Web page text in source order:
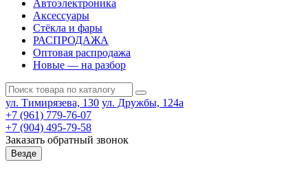
Автоэлектроника
Аксессуары
Стёкла и фары
РАСПРОДАЖА
Оптовая распродажа
Новые — на разбор
ул. Тимирязева, 130 ул. Дружбы, 124а
+7 (961) 779-76-07
+7 (904) 495-79-58
Заказать обратный звонок
Везде